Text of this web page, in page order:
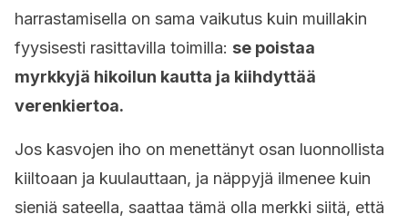
harrastamisella on sama vaikutus kuin muillakin
fyysisesti rasittavilla toimilla: se poistaa
myrkkyjä hikoilun kautta ja kiihdyttää
verenkiertoa.
Jos kasvojen iho on menettänyt osan luonnollista
kiiltoaan ja kuulauttaan, ja näppyjä ilmenee kuin
sieniä sateella, saattaa tämä olla merkki siitä, että